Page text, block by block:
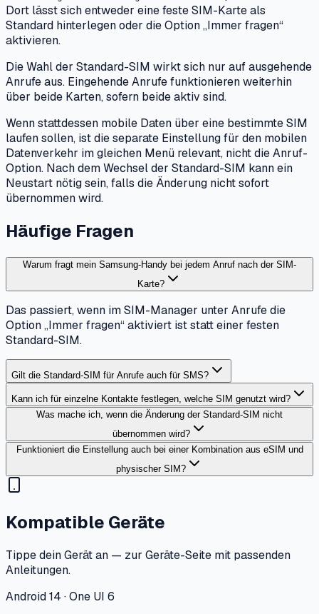
Dort lässt sich entweder eine feste SIM-Karte als
Standard hinterlegen oder die Option „Immer fragen“
aktivieren.
Die Wahl der Standard-SIM wirkt sich nur auf ausgehende
Anrufe aus. Eingehende Anrufe funktionieren weiterhin
über beide Karten, sofern beide aktiv sind.
Wenn stattdessen mobile Daten über eine bestimmte SIM
laufen sollen, ist die separate Einstellung für den mobilen
Datenverkehr im gleichen Menü relevant, nicht die Anruf-
Option. Nach dem Wechsel der Standard-SIM kann ein
Neustart nötig sein, falls die Änderung nicht sofort
übernommen wird.
Häufige Fragen
Warum fragt mein Samsung-Handy bei jedem Anruf nach der SIM-
Karte?
Das passiert, wenn im SIM-Manager unter Anrufe die
Option „Immer fragen“ aktiviert ist statt einer festen
Standard-SIM.
Gilt die Standard-SIM für Anrufe auch für SMS?
Kann ich für einzelne Kontakte festlegen, welche SIM genutzt wird?
Was mache ich, wenn die Änderung der Standard-SIM nicht
übernommen wird?
Funktioniert die Einstellung auch bei einer Kombination aus eSIM und
physischer SIM?
Kompatible Geräte
Tippe dein Gerät an — zur Geräte-Seite mit passenden
Anleitungen.
Android 14 · One UI 6